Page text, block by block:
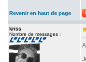
Revenir en haut de page
kriss
Nombre de messages :